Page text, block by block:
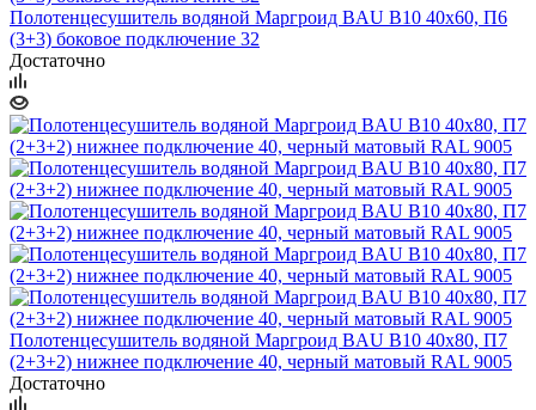
Полотенцесушитель водяной Маргроид BAU В10 40х60, П6
(3+3) боковое подключение 32
Достаточно
Полотенцесушитель водяной Маргроид BAU В10 40х80, П7
(2+3+2) нижнее подключение 40, черный матовый RAL 9005
Достаточно